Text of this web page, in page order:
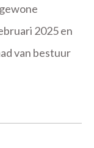
2025 en
van bestuur